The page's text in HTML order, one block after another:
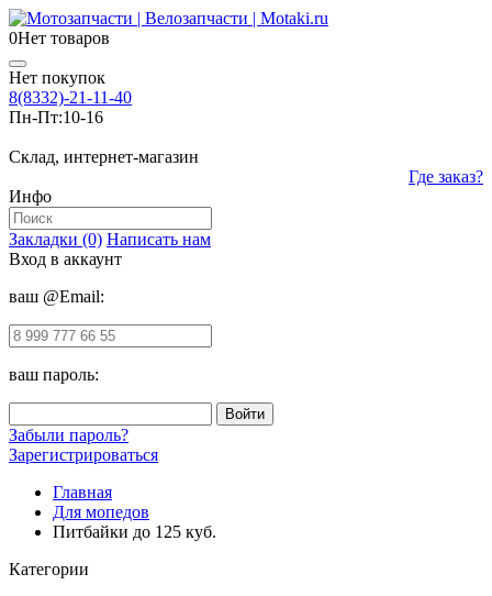
0Нет товаров
Нет покупок
8(8332)-21-11-40
Пн-Пт:10-16
Склад, интернет-магазин
Где заказ?
Инфо
Закладки (0) Написать нам
Вход в аккаунт
ваш @Email:
ваш пароль:
Забыли пароль?
Зарегистрироваться
Главная
Для мопедов
Питбайки до 125 куб.
Категории